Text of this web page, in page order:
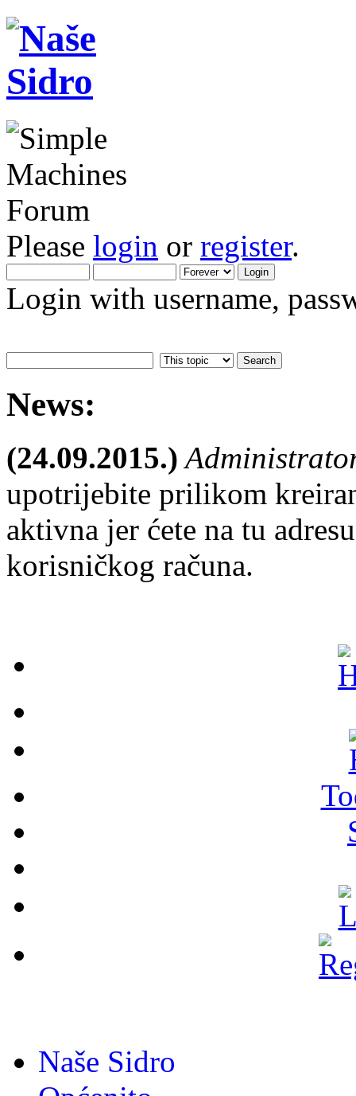
Please login or register.
Login with username,
News:
(24.09.2015.)
upotrijebite prilikom
aktivna jer ćete na tu
korisničkog računa.
Naše Sidro